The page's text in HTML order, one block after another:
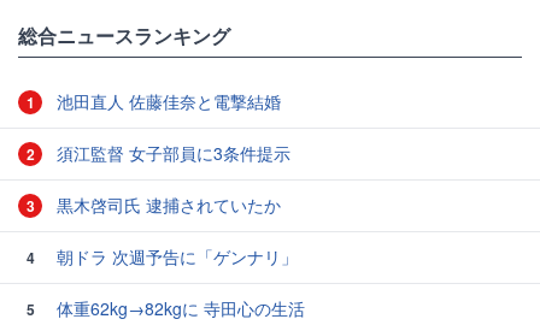
総合ニュースランキング
1 池田直人 佐藤佳奈と電撃結婚
2 須江監督 女子部員に3条件提示
3 黒木啓司氏 逮捕されていたか
4 朝ドラ 次週予告に「ゲンナリ」
5 体重62kg→82kgに 寺田心の生活